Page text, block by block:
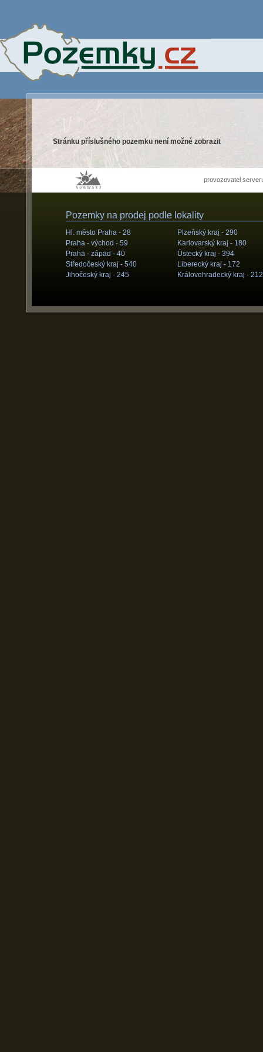
Stránku příslušného pozemku není možné zobrazit
provozovatel
Pozemky na prodej podle lokality
Hl. město Praha - 28
Praha - východ - 59
Praha - západ - 40
Středočeský kraj - 540
Jihočeský kraj - 245
Plzeňský kraj - 290
Karlovarský kraj - 180
Ústecký kraj - 394
Liberecký kraj - 172
Královehradecký kraj - 212